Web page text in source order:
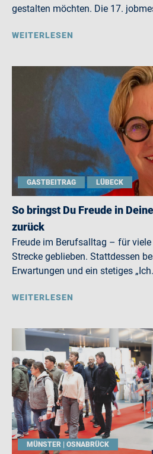
gestalten möchten. Die 17.
WEITERLESEN
GASTBEITRAG LÜBECK
So bringst Du Freude in
zurück
Freude im Berufsalltag – für
Strecke geblieben. Stattdessen
Erwartungen und ein stetiges
WEITERLESEN
MÜNSTER | OSNABRÜCK